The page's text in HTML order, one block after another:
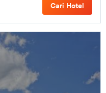
Cari Hotel